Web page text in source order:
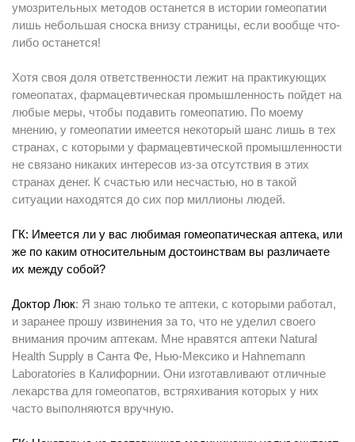
умозрительных методов останется в истории гомеопатии
лишь небольшая сноска внизу страницы, если вообще что-
либо останется!
Хотя своя доля ответственности лежит на практикующих
гомеопатах, фармацевтическая промышленность пойдет на
любые меры, чтобы подавить гомеопатию. По моему
мнению, у гомеопатии имеется некоторый шанс лишь в тех
странах, с которыми у фармацевтической промышленности
не связано никаких интересов из-за отсутствия в этих
странах денег. К счастью или несчастью, но в такой
ситуации находятся до сих пор миллионы людей.
ГК: Имеется ли у вас любимая гомеопатическая аптека, или
же по каким относительным достоинствам вы различаете
их между собой?
Доктор Люк: Я знаю только те аптеки, с которыми работал,
и заранее прошу извинения за то, что не уделил своего
внимания прочим аптекам. Мне нравятся аптеки Natural
Health Supply в Санта Фе, Нью-Мексико и Hahnemann
Laboratories в Калифорнии. Они изготавливают отличные
лекарства для гомеопатов, встряхивания которых у них
часто выполняются вручную.